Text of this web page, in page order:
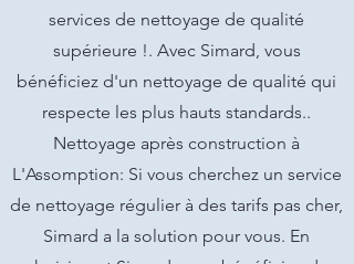
services de nettoyage de qualité
supérieure !. Avec Simard, vous
bénéficiez d'un nettoyage de qualité qui
respecte les plus hauts standards..
Nettoyage après construction à
L'Assomption: Si vous cherchez un service
de nettoyage régulier à des tarifs pas cher,
Simard a la solution pour vous. En